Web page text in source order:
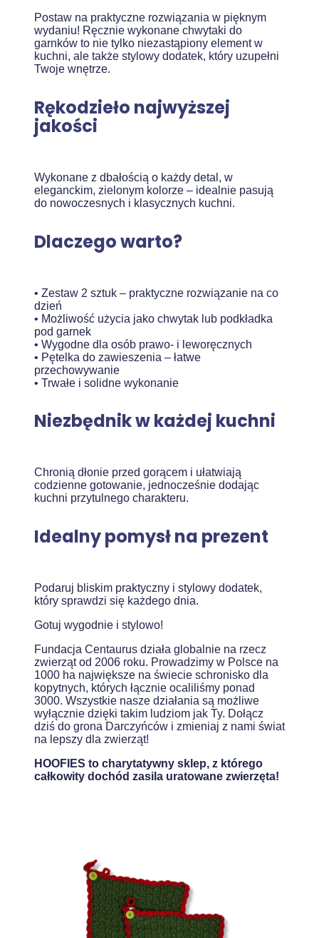
Postaw na praktyczne rozwiązania w pięknym
wydaniu! Ręcznie wykonane chwytaki do
garnków to nie tylko niezastąpiony element w
kuchni, ale także stylowy dodatek, który uzupełni
Twoje wnętrze.
Rękodzieło najwyższej
jakości
Wykonane z dbałością o każdy detal, w
eleganckim, zielonym kolorze – idealnie pasują
do nowoczesnych i klasycznych kuchni.
Dlaczego warto?
• Zestaw 2 sztuk – praktyczne rozwiązanie na co
dzień
• Możliwość użycia jako chwytak lub podkładka
pod garnek
• Wygodne dla osób prawo- i leworęcznych
• Pętelka do zawieszenia – łatwe
przechowywanie
• Trwałe i solidne wykonanie
Niezbędnik w każdej kuchni
Chronią dłonie przed gorącem i ułatwiają
codzienne gotowanie, jednocześnie dodając
kuchni przytulnego charakteru.
Idealny pomysł na prezent
Podaruj bliskim praktyczny i stylowy dodatek,
który sprawdzi się każdego dnia.
Gotuj wygodnie i stylowo!
Fundacja Centaurus działa globalnie na rzecz
zwierząt od 2006 roku. Prowadzimy w Polsce na
1000 ha największe na świecie schronisko dla
kopytnych, których łącznie ocaliliśmy ponad
3000. Wszystkie nasze działania są możliwe
wyłącznie dzięki takim ludziom jak Ty. Dołącz
dziś do grona Darczyńców i zmieniaj z nami świat
na lepszy dla zwierząt!
HOOFIES to charytatywny sklep, z którego
całkowity dochód zasila uratowane zwierzęta!